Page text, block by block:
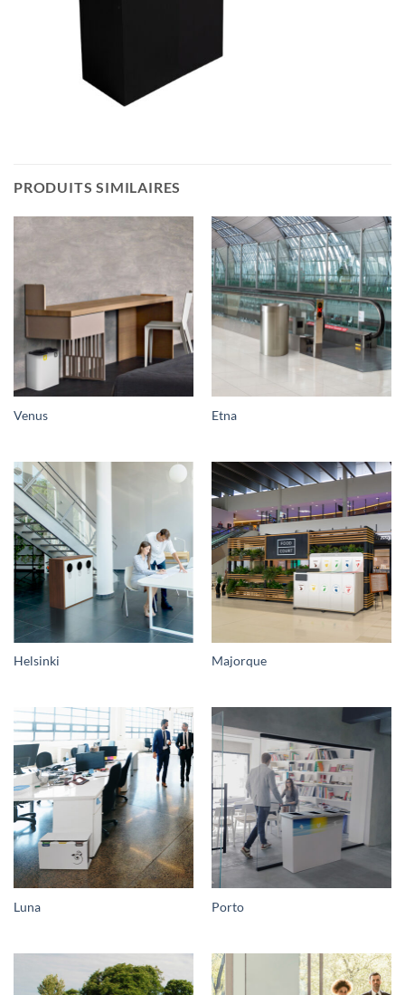
PRODUITS SIMILAIRES
Venus Etna
Helsinki Majorque
Luna Porto